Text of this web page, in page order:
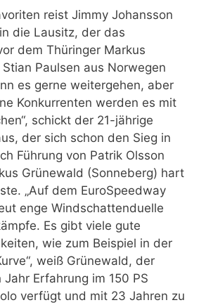
reist Jimmy Johansson
die Lausitz, der das
dem Thüringer Markus
Paulsen aus Norwegen
es gerne weitergehen, aber
Konkurrenten werden es mit
schickt der 21-jährige
der sich schon den Sieg in
Führung von Patrik Olsson
Grünewald (Sonneberg) hart
„Auf dem EuroSpeedway
enge Windschattenduelle
Es gibt viele gute
wie zum Beispiel in der
weiß Grünewald, der
Erfahrung im 150 PS
verfügt und mit 23 Jahren zu